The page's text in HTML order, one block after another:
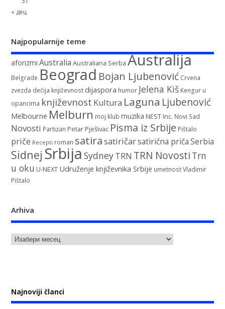
« дец
Najpopularnije teme
aforizmi Australia Australiana Serba Australija
Belgrade Beograd Bojan Ljubenović Crvena
zvezda dečija književnostdijaspora humor Jelena Kiš Kengur u
opancima književnost Kultura Laguna Ljubenović
Melbourne Melburn moj klub muzika NEST Inc. Novi Sad
Novosti Partizan Petar Pješivac Pisma iz Srbije Pištalo
priče Recepti roman satirasatiričarsatirična pričaSerbia
Sidnej Srbija SydneyTRN TRN Novosti Trn
u oku U-NEXT Udruženje književnika Srbije umetnostVladimir
Pištalo
Arhiva
Najnoviji članci